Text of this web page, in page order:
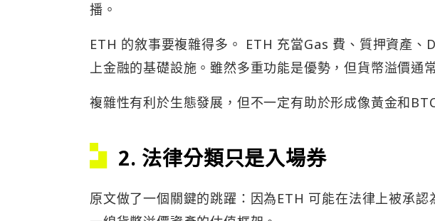
播。
ETH 的敘事要複雜得多。 ETH 充當Gas 費、質押資產、
上金融的基礎設施。雖然多重功能是優勢，但貨幣溢價通
複雜性有利於生態發展，但不一定有助於形成像黃金和
2. 法律分類只是入場券
原文做了一個關鍵的跳躍：因為ETH 可能在法律上被承